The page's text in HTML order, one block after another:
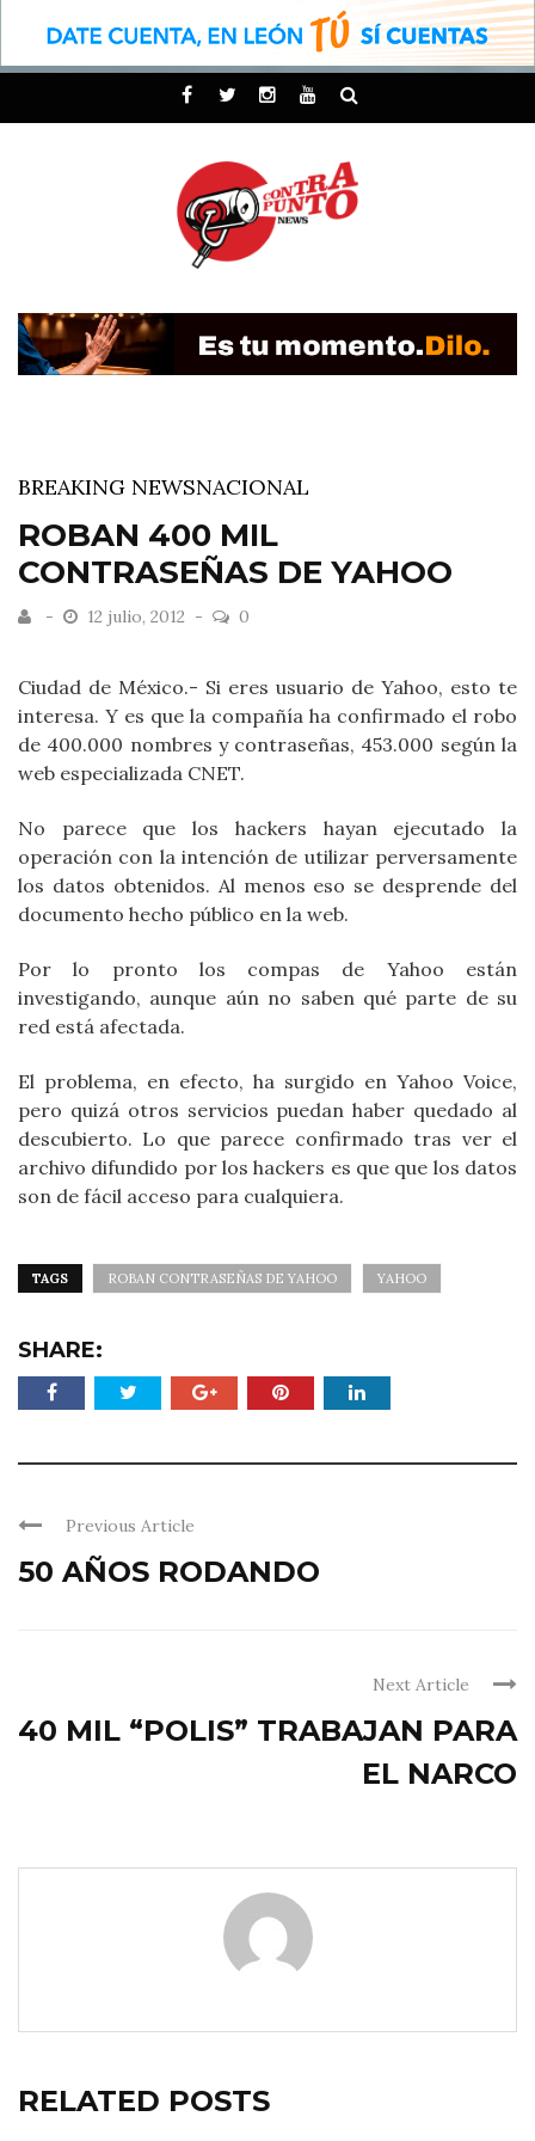
BREAKING NEWSNACIONAL
ROBAN 400 MIL
CONTRASEÑAS DE YAHOO
12 julio, 2012 0
Ciudad de México.- Si eres usuario de Yahoo, esto te
interesa. Y es que la compañía ha confirmado el robo
de 400.000 nombres y contraseñas, 453.000 según la
web especializada CNET.
No parece que los hackers hayan ejecutado la
operación con la intención de utilizar perversamente
los datos obtenidos. Al menos eso se desprende del
documento hecho público en la web.
Por lo pronto los compas de Yahoo están
investigando, aunque aún no saben qué parte de su
red está afectada.
El problema, en efecto, ha surgido en Yahoo Voice,
pero quizá otros servicios puedan haber quedado al
descubierto. Lo que parece confirmado tras ver el
archivo difundido por los hackers es que que los datos
son de fácil acceso para cualquiera.
TAGS ROBAN CONTRASEÑAS DE YAHOO YAHOO
SHARE:
Previous Article
50 AÑOS RODANDO
Next Article
40 MIL “POLIS” TRABAJAN PARA
EL NARCO
RELATED POSTS